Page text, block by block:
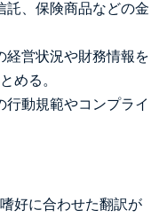
託、保険商品などの金
経営状況や財務情報を
める。
行動規範やコンプライ
好に合わせた翻訳が